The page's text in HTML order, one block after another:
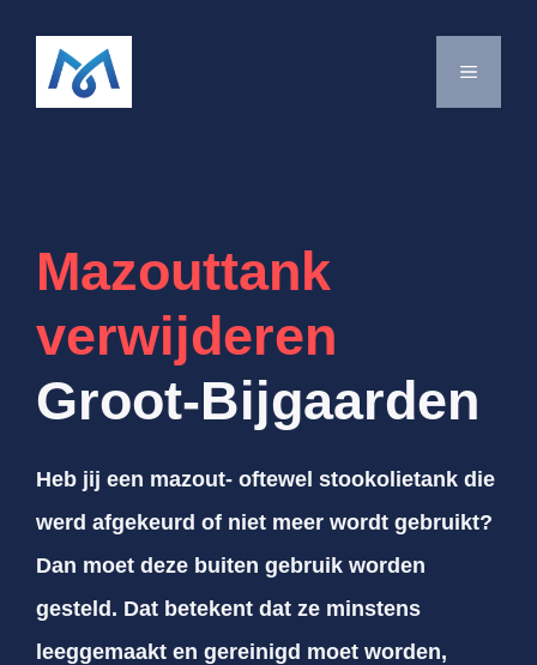
MENU
Mazouttank
verwijderen
Groot-Bijgaarden
Heb jij een mazout- oftewel stookolietank die
werd afgekeurd of niet meer wordt gebruikt?
Dan moet deze buiten gebruik worden
gesteld. Dat betekent dat ze minstens
leeggemaakt en gereinigd moet worden,